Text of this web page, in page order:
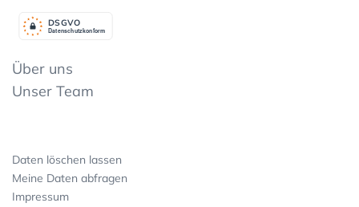
Datenschutzkonform
DSGVO
Über uns
Unser Team
Daten löschen lassen
Meine Daten abfragen
Impressum